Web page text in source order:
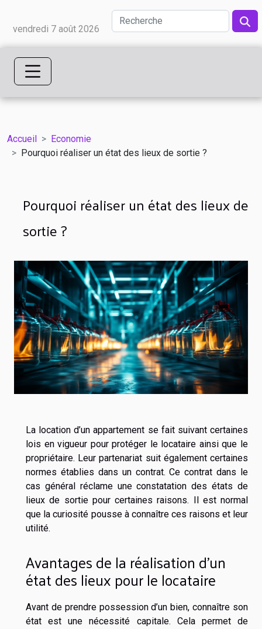
vendredi 7 août 2026
Accueil
Economie
Pourquoi réaliser un état des lieux de sortie ?
Pourquoi réaliser un état des lieux de
sortie ?
La location d’un appartement se fait suivant certaines
lois en vigueur pour protéger le locataire ainsi que le
propriétaire. Leur partenariat suit également certaines
normes établies dans un contrat. Ce contrat dans le
cas général réclame une constatation des états de
lieux de sortie pour certaines raisons. Il est normal
que la curiosité pousse à connaître ces raisons et leur
utilité.
Avantages de la réalisation d’un
état des lieux pour le locataire
Avant de prendre possession d’un bien, connaître son
état est une nécessité capitale. Cela permet de